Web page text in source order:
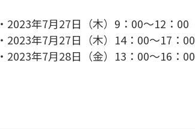
・2023年7月27日（木）9：00～12：00
・2023年7月27日（木）14：00～17：
・2023年7月28日（金）13：00～16：